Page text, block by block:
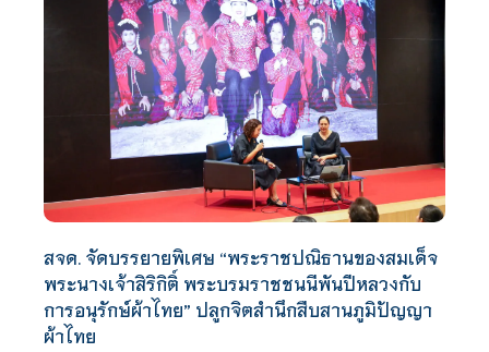
สจด. จัดบรรยายพิเศษ “พระราชปณิธานของสมเด็จ
พระนางเจ้าสิริกิติ์ พระบรมราชชนนีพันปีหลวงกับ
การอนุรักษ์ผ้าไทย” ปลูกจิตสำนึกสืบสานภูมิปัญญา
ผ้าไทย